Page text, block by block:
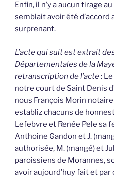
Enfin, il n’y a aucun tirage
semblait avoir été d’accord
surprenant.
L’acte qui suit est extrait
Départementales de la
retranscription de l’acte:
notre court de Saint Denis
nous François Morin
establiz chacuns de
Lefebvre et Renée Pele sa
Anthoine Gandon et J.
authorisée, M. (mangé) et
paroissiens de Morannes,
avoir aujourd’huy fait et